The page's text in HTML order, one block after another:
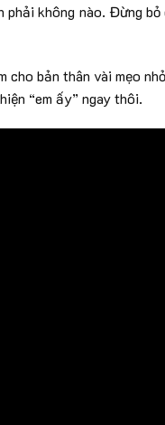
không nào. Đừng
bản thân vài mẹo
“em ấy” ngay thôi.